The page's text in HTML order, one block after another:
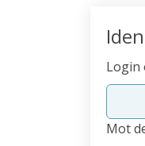
Login
Mot